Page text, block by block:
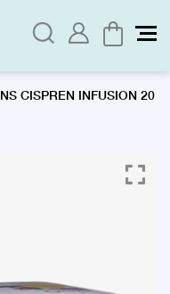
NS CISPREN INFUSION 20